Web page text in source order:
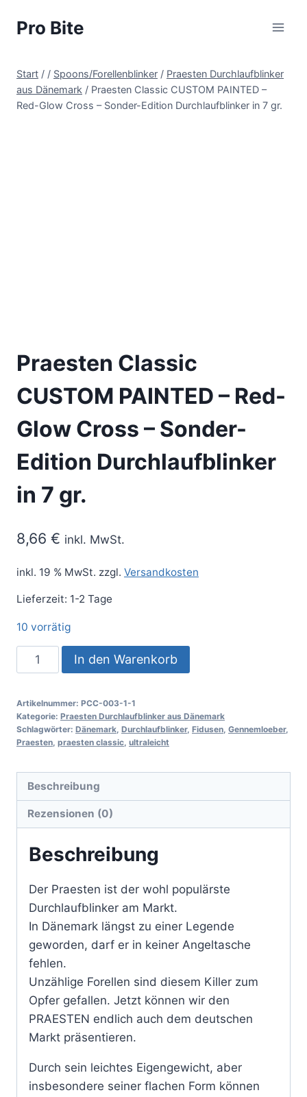
Pro Bite
Start / / Spoons/Forellenblinker / Praesten Durchlaufblinker
aus Dänemark / Praesten Classic CUSTOM PAINTED –
Red-Glow Cross – Sonder-Edition Durchlaufblinker in 7 gr.
Praesten Classic
CUSTOM PAINTED – Red-
Glow Cross – Sonder-
Edition Durchlaufblinker
in 7 gr.
8,66 € inkl. MwSt.
inkl. 19 % MwSt. zzgl. Versandkosten
Lieferzeit: 1-2 Tage
10 vorrätig
In den Warenkorb
Artikelnummer: PCC-003-1-1
Kategorie: Praesten Durchlaufblinker aus Dänemark
Schlagwörter: Dänemark, Durchlaufblinker, Fidusen, Gennemloeber,
Praesten, praesten classic, ultraleicht
Beschreibung
Rezensionen (0)
Beschreibung
Der Praesten ist der wohl populärste
Durchlaufblinker am Markt.
In Dänemark längst zu einer Legende
geworden, darf er in keiner Angeltasche
fehlen.
Unzählige Forellen sind diesem Killer zum
Opfer gefallen. Jetzt können wir den
PRAESTEN endlich auch dem deutschen
Markt präsentieren.
Durch sein leichtes Eigengewicht, aber
insbesondere seiner flachen Form können